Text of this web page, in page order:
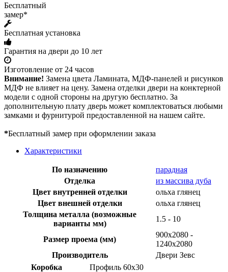
Бесплатный
замер*
Бесплатная установка
Гарантия на двери до 10 лет
Изготовление от 24 часов
Внимание! Замена цвета Ламината, МДФ-панелей и рисунков
МДФ не влияет на цену. Замена отделки двери на конктерной
модели с одной стороны на другую бесплатно. За
дополнительную плату дверь может комплектоваться любыми
замками и фурнитурой предоставленной на нашем сайте.
*Бесплатный замер при оформлении заказа
Характеристики
По назначению
парадная
Отделка
из массива дуба
Цвет внутренней отделки
ольха глянец
Цвет внешней отделки
ольха глянец
Толщина металла (возможные
варианты мм)
1.5 - 10
Размер проема (мм)
900х2080 -
1240х2080
Производитель
Двери Зевс
Коробка
Профиль 60х30